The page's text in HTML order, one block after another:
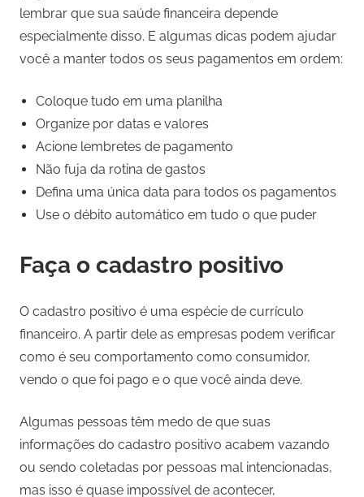
lembrar que sua saúde financeira depende
especialmente disso. E algumas dicas podem ajudar
você a manter todos os seus pagamentos em ordem:
Coloque tudo em uma planilha
Organize por datas e valores
Acione lembretes de pagamento
Não fuja da rotina de gastos
Defina uma única data para todos os pagamentos
Use o débito automático em tudo o que puder
Faça o cadastro positivo
O cadastro positivo é uma espécie de currículo
financeiro. A partir dele as empresas podem verificar
como é seu comportamento como consumidor,
vendo o que foi pago e o que você ainda deve.
Algumas pessoas têm medo de que suas
informações do cadastro positivo acabem vazando
ou sendo coletadas por pessoas mal intencionadas,
mas isso é quase impossível de acontecer,